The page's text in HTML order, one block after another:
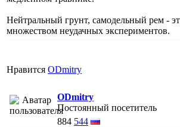
Нейтральный грунт, самодельный рем -
множеством неудачных экспериментов.
Нравится ODmitry
ODmitry
Постоянный посетитель
884 544